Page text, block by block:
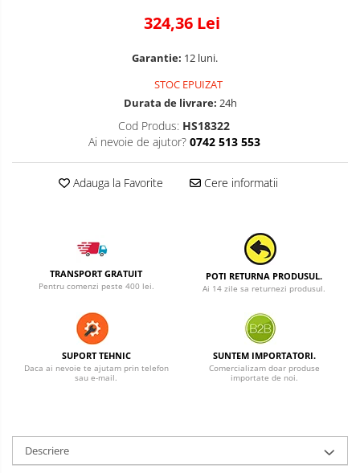
324,36 Lei
Garantie: 12 luni.
STOC EPUIZAT
Durata de livrare: 24h
Cod Produs: HS18322
Ai nevoie de ajutor? 0742 513 553
Adauga la Favorite Cere informatii
TRANSPORT GRATUIT
Pentru comenzi peste 400 lei.
POTI RETURNA PRODUSUL.
Ai 14 zile sa returnezi produsul.
SUPORT TEHNIC
Daca ai nevoie te ajutam prin telefon
sau e-mail.
SUNTEM IMPORTATORI.
Comercializam doar produse
importate de noi.
Descriere